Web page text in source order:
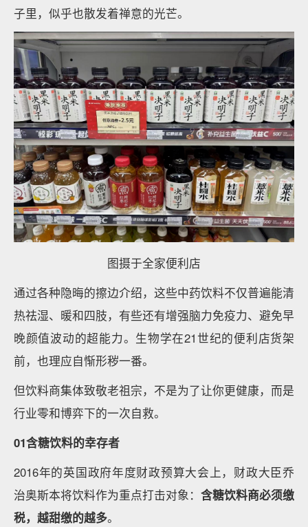
子里，似乎也散发着禅意的光芒。
图摄于全家便利店
通过各种隐晦的擦边介绍，这些中药饮料不仅普遍能清
热祛湿、暖和四肢，有些还有增强脑力免疫力、避免早
晚颜值波动的超能力。生物学在21世纪的便利店货架
前，也理应自惭形秽一番。
但饮料商集体致敬老祖宗，不是为了让你更健康，而是
行业零和博弈下的一次自救。
01含糖饮料的幸存者
2016年的英国政府年度财政预算大会上，财政大臣乔
治奥斯本将饮料作为重点打击对象： 含糖饮料商必须缴
税，越甜缴的越多。